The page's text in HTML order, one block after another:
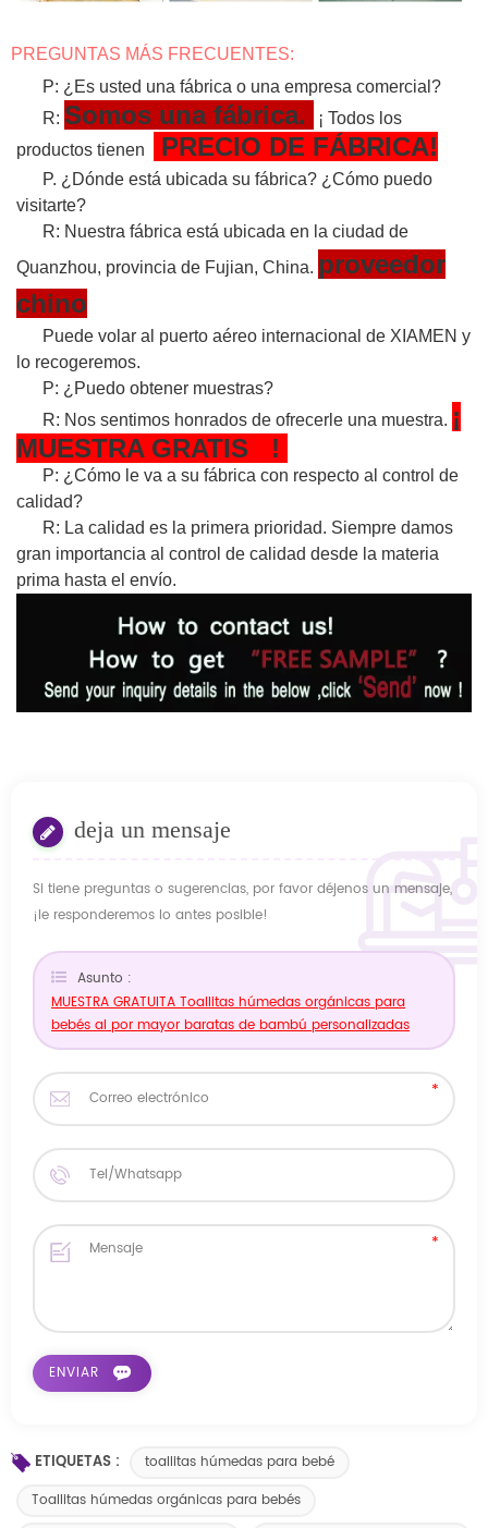
PREGUNTAS MÁS FRECUENTES:
P: ¿Es usted una fábrica o una empresa comercial?
R: Somos una fábrica.
¡ Todos los
productos tienen
PRECIO DE FÁBRICA!
P. ¿Dónde está ubicada su fábrica? ¿Cómo puedo
visitarte?
R: Nuestra fábrica está ubicada en la ciudad de
Quanzhou, provincia de Fujian, China. proveedor
chino
Puede volar al puerto aéreo internacional de XIAMEN y
lo recogeremos.
P: ¿Puedo obtener muestras?
R: Nos sentimos honrados de ofrecerle una muestra. ¡
MUESTRA GRATIS !
P: ¿Cómo le va a su fábrica con respecto al control de
calidad?
R: La calidad es la primera prioridad. Siempre damos
gran importancia al control de calidad desde la materia
prima hasta el envío.
deja un mensaje
Si tiene preguntas o sugerencias, por favor déjenos un mensaje,
¡le responderemos lo antes posible!
Asunto :
MUESTRA GRATUITA Toallitas húmedas orgánicas para
bebés al por mayor baratas de bambú personalizadas
ETIQUETAS :
toallitas húmedas para bebé
Toallitas húmedas orgánicas para bebés